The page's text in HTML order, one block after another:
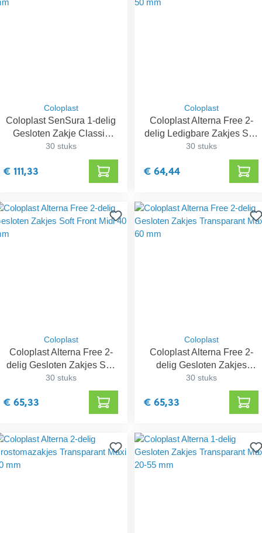
Coloplast
Coloplast SenSura 1-delig
Gesloten Zakje Classic
Midi 25 mm
30 stuks
€ 111,33
Coloplast
Coloplast Alterna Free 2-
delig Ledigbare Zakjes Soft
Front Maxi 50 mm
30 stuks
€ 64,44
Coloplast
Coloplast Alterna Free 2-
delig Gesloten Zakjes Soft
Front Midi 40 mm
30 stuks
€ 65,33
Coloplast
Coloplast Alterna Free 2-
delig Gesloten Zakjes
Transparant Maxi 60 mm
30 stuks
€ 65,33